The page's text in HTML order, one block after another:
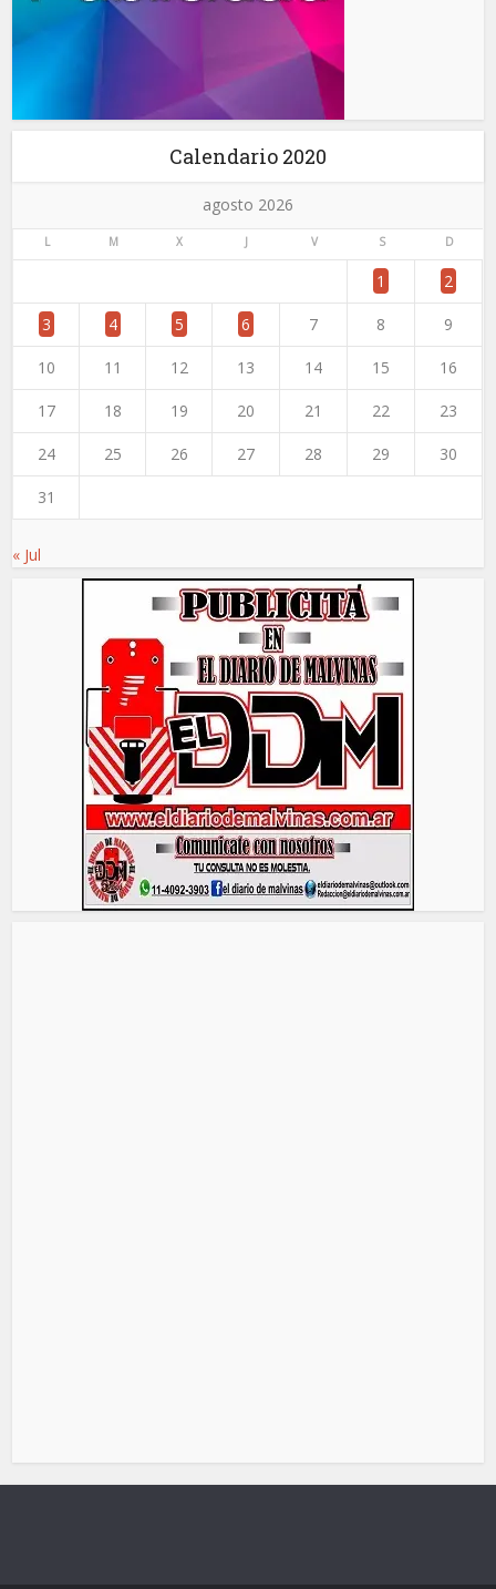
Calendario 2020
agosto 2026
L M X J V S D
1 2
3 4 5 6 7 8 9
10 11 12 13 14 15 16
17 18 19 20 21 22 23
24 25 26 27 28 29 30
31
« Jul